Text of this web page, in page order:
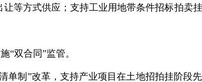
等方式供应；支持工业用地带条件招标拍卖
“双合同”监管。
单制”改革，支持产业项目在土地招拍挂阶段